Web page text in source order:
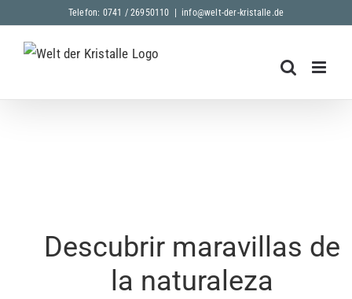
content
Telefon: 0741 / 26950110 info@welt-der-kristalle.de
Descubrir maravillas de
la naturaleza